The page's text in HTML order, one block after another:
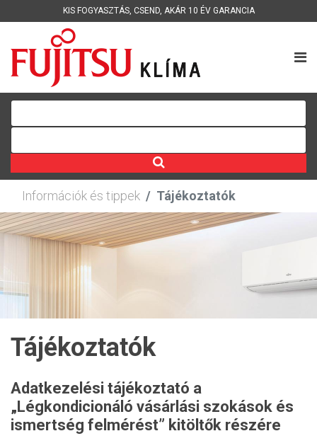
KIS FOGYASZTÁS, CSEND, AKÁR 10 ÉV GARANCIA
Információk és tippek Tájékoztatók
Tájékoztatók
Adatkezelési tájékoztató a
„Légkondicionáló vásárlási szokások és
ismertség felmérést” kitöltők részére